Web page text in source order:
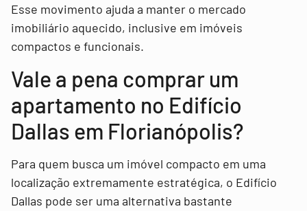
Esse movimento ajuda a manter o mercado
imobiliário aquecido, inclusive em imóveis
compactos e funcionais.
Vale a pena comprar um
apartamento no Edifício
Dallas em Florianópolis?
Para quem busca um imóvel compacto em uma
localização extremamente estratégica, o Edifício
Dallas pode ser uma alternativa bastante